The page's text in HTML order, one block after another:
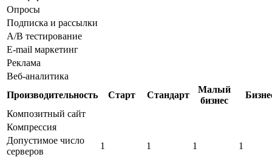
Опросы
Подписка и рассылки
A/B тестирование
E-mail маркетинг
Реклама
Веб-аналитика
Производительность
Старт Стандарт
Малый
бизнес
Композитный сайт
Компрессия
Допустимое число
серверов
1 1 1
1